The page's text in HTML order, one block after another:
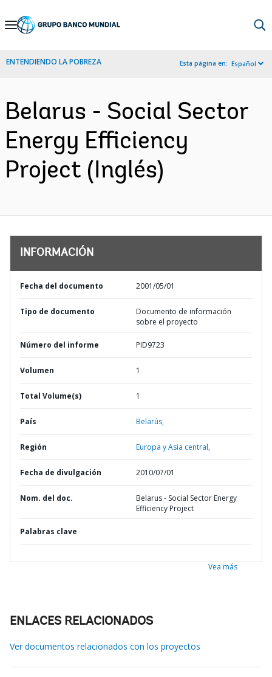
Skip
Navigation
ENTENDIENDO LA POBREZA Esta página en: Español
Belarus - Social Sector
Energy Efficiency
Project (Inglés)
INFORMACIÓN
Fecha del documento 2001/05/01
Tipo de documento
Documento de información
sobre el proyecto
Número del informe PID9723
Volumen 1
Total Volume(s) 1
País Belarús,
Región Europa y Asia central,
Fecha de divulgación 2010/07/01
Nom. del doc.
Belarus - Social Sector Energy
Efficiency Project
Palabras clave
Vea más
ENLACES RELACIONADOS
Ver documentos relacionados con los proyectos